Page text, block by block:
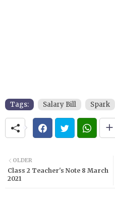
Tags: Salary Bill Spark
OLDER
Class 2 Teacher's Note 8 March
2021